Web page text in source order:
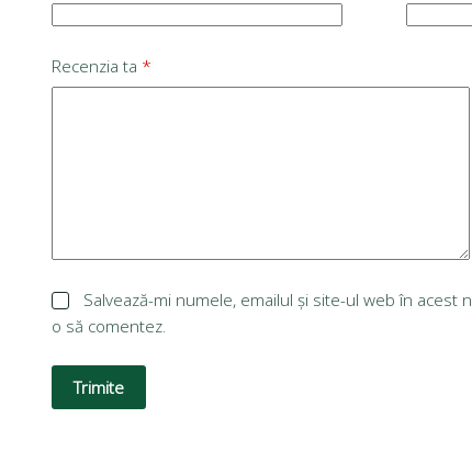
Recenzia ta *
Salvează-mi numele, emailul și site-ul web în acest
o să comentez.
Trimite